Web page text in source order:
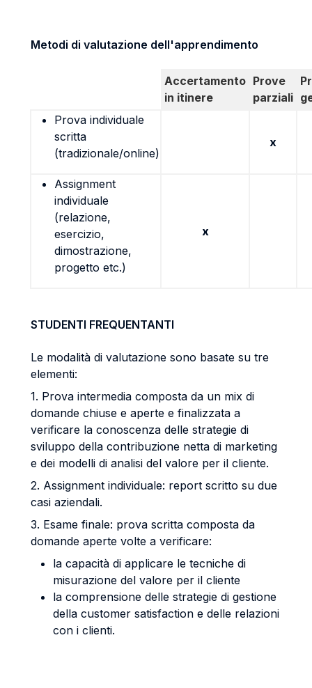
Metodi di valutazione dell'apprendimento
Accertamento
in itinere
Prove
parziali
Prova individuale
scritta
(tradizionale/online)
x
Assignment
individuale
(relazione,
esercizio,
dimostrazione,
progetto etc.)
x
STUDENTI FREQUENTANTI
Le modalità di valutazione sono basate su tre
elementi:
1. Prova intermedia composta da un mix di
domande chiuse e aperte e finalizzata a
verificare la conoscenza delle strategie di
sviluppo della contribuzione netta di marketing
e dei modelli di analisi del valore per il cliente.
2. Assignment individuale: report scritto su due
casi aziendali.
3. Esame finale: prova scritta composta da
domande aperte volte a verificare:
la capacità di applicare le tecniche di
misurazione del valore per il cliente
la comprensione delle strategie di gestione
della customer satisfaction e delle relazioni
con i clienti.